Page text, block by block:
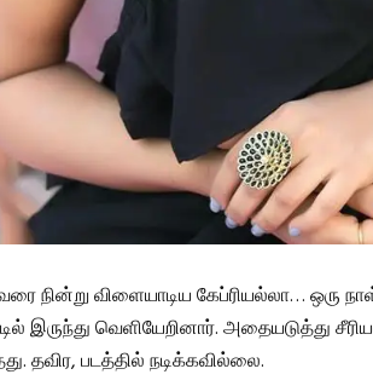
நின்று விளையாடிய கேப்ரியல்லா… ஒரு
இருந்து வெளியேறினார். அதையடுத்து
தவிர, படத்தில் நடிக்கவில்லை.